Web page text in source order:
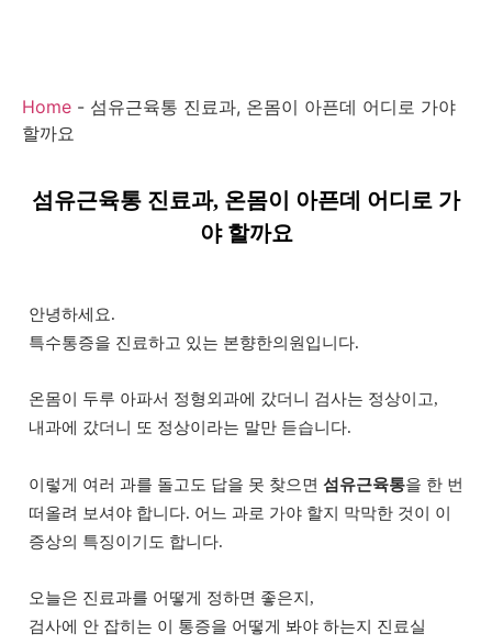
Home - 섬유근육통 진료과, 온몸이 아픈데 어디로 가야
할까요
섬유근육통 진료과, 온몸이 아픈데 어디로 가
야 할까요
안녕하세요.
특수통증을 진료하고 있는 본향한의원입니다.
온몸이 두루 아파서 정형외과에 갔더니 검사는 정상이고,
내과에 갔더니 또 정상이라는 말만 듣습니다.
이렇게 여러 과를 돌고도 답을 못 찾으면 섬유근육통을 한 번
떠올려 보셔야 합니다. 어느 과로 가야 할지 막막한 것이 이
증상의 특징이기도 합니다.
오늘은 진료과를 어떻게 정하면 좋은지,
검사에 안 잡히는 이 통증을 어떻게 봐야 하는지 진료실